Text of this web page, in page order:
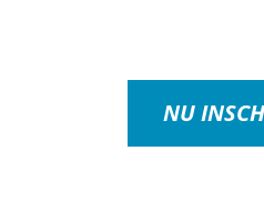
NU